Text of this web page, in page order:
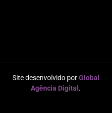
Site desenvolvido porGlobal
Agência Digital .